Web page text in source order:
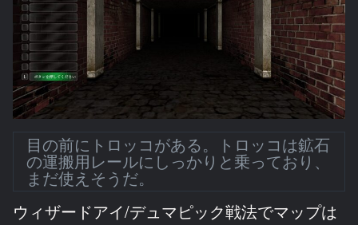
目の前にトロッコがある。トロッコは鉱石
の運搬用レールにしっかりと乗っており、
まだ使えそうだ。
ウィザードアイ/デュマピック戦法でマップは